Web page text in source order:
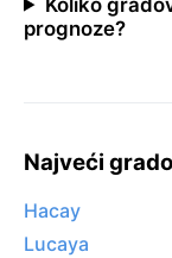
prognoze?
Najveći
Насау
Lucaya